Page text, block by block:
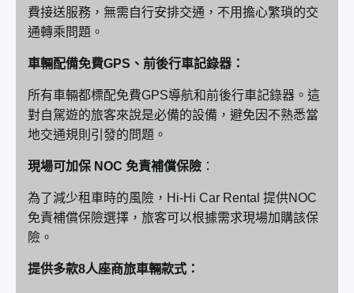
費接送服務，無需自行安排交通，不用擔心繁瑣的交
通轉乘問題。
車輛配備免費GPS、前後行車記錄器：
所有車輛都標配免費GPS導航和前後行車記錄器。這
對自駕遊的旅客來說是必備的設備，避免因不熟悉當
地交通規則引發的問題。
現場可加保 NOC 免責補償保險 ：
為了減少租車時的風險，Hi-Hi Car Rental 提供NOC
免責補償保險選擇，旅客可以根據需求現場加購該保
險。
提供多款8人座商旅車輛款式：